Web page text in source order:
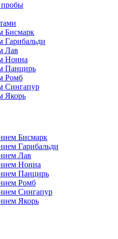
пробы
Бисмарк
Гарибальди
Лав
Нонна
Панцирь
Ромб
Сингапур
Якорь
Бисмарк
Гарибальди
Лав
Нонна
Панцирь
Ромб
Сингапур
Якорь